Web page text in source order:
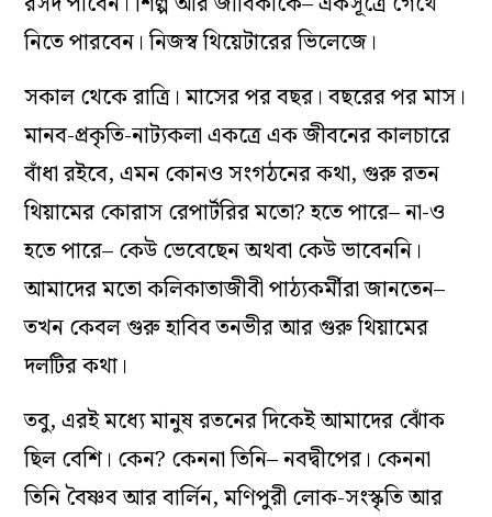
নিতে পারবেন। নিজস্ব থিয়েটারের ভিলেজে।
সকাল থেকে রাত্রি। মাসের পর বছর। বছরের পর মাস।
মানব-প্রকৃতি-নাট‌্যকলা একত্রে এক জীবনের কালচারে
বাঁধা রইবে, এমন কোনও সংগঠনের কথা, গুরু রতন
থিয়ামের কোরাস রেপার্টরির মতো? হতে পারে– না-ও
হতে পারে– কেউ ভেবেছেন অথবা কেউ ভাবেননি।
আমাদের মতো কলিকাতাজীবী পাঠ‌্যকর্মীরা জানতেন–
তখন কেবল গুরু হাবিব তনভীর আর গুরু থিয়ামের
দলটির কথা।
তবু, এরই মধ্যে মানুষ রতনের দিকেই আমাদের ঝোঁক
ছিল বেশি। কেন? কেননা তিনি– নবদ্বীপের। কেননা
তিনি বৈষ্ণব আর বার্লিন, মণিপুরী লোক-সংস্কৃতি আর